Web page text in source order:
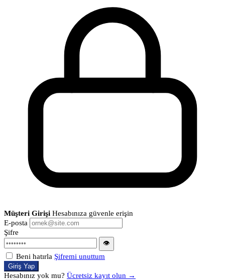
Müşteri Girişi Hesabınıza güvenle erişin
E-posta
Şifre
👁
Beni hatırla Şifremi unuttum
Giriş Yap
Hesabınız yok mu? Ücretsiz kayıt olun →